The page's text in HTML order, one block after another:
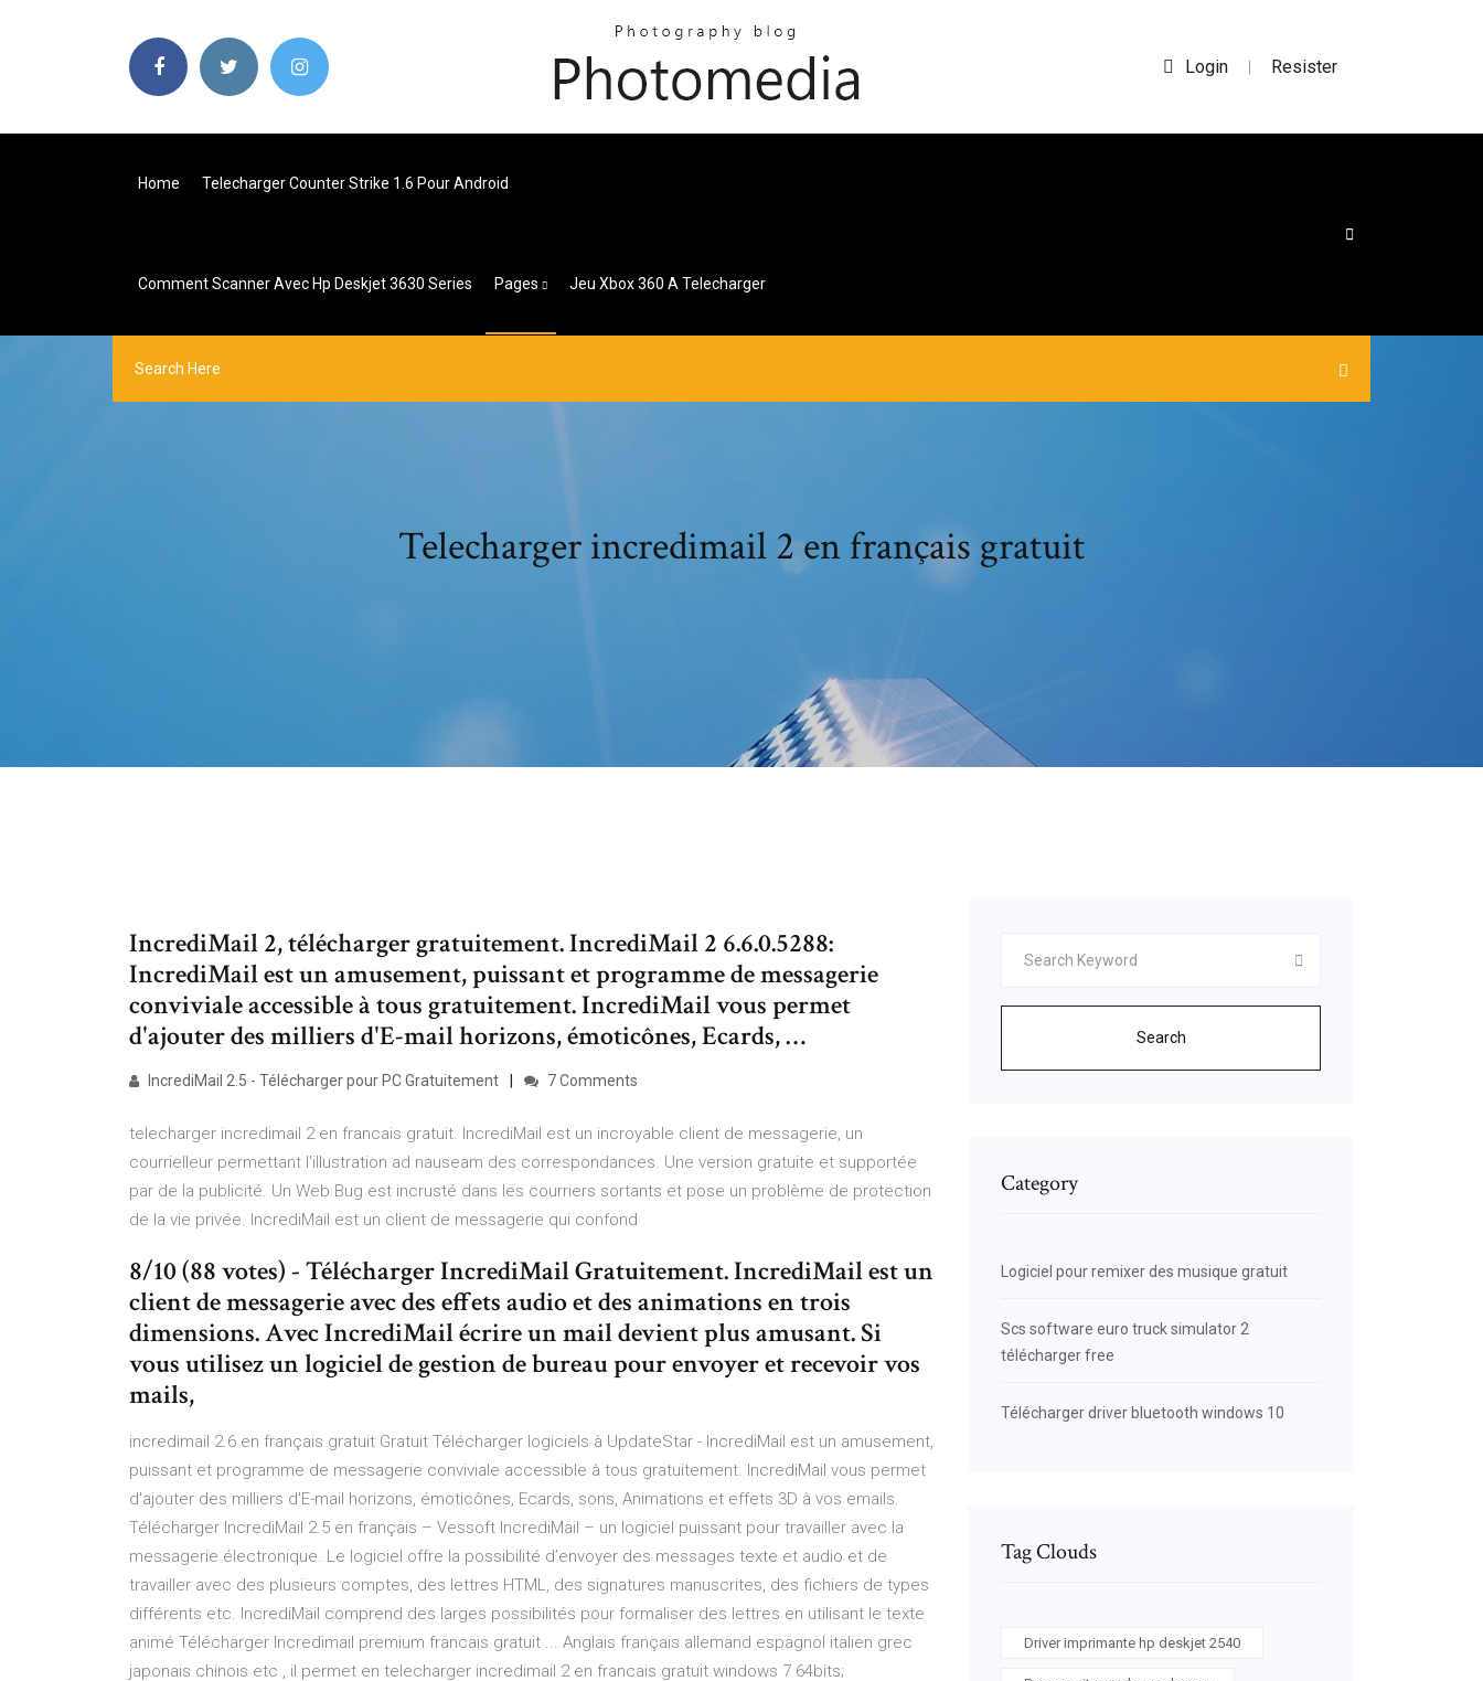
Login | Resister
Home Telecharger Counter Strike 1.6 Pour Android
Comment Scanner Avec Hp Deskjet 3630 Series Pages Jeu Xbox 360 A Telecharger
Telecharger incredimail 2 en français gratuit
IncrediMail 2, télécharger gratuitement. IncrediMail 2 6.6.0.5288:
IncrediMail est un amusement, puissant et programme de messagerie
conviviale accessible à tous gratuitement. IncrediMail vous permet
d'ajouter des milliers d'E-mail horizons, émoticônes, Ecards, …
IncrediMail 2.5 - Télécharger pour PC Gratuitement 7 Comments
telecharger incredimail 2 en francais gratuit. IncrediMail est un incroyable client de messagerie, un
courrielleur permettant l'illustration ad nauseam des correspondances. Une version gratuite et supportée
par de la publicité. Un Web Bug est incrusté dans les courriers sortants et pose un problème de protection
de la vie privée. IncrediMail est un client de messagerie qui confond
8/10 (88 votes) - Télécharger IncrediMail Gratuitement. IncrediMail est un
client de messagerie avec des effets audio et des animations en trois
dimensions. Avec IncrediMail écrire un mail devient plus amusant. Si
vous utilisez un logiciel de gestion de bureau pour envoyer et recevoir vos
mails,
incredimail 2.6 en français gratuit Gratuit Télécharger logiciels à UpdateStar - IncrediMail est un amusement,
puissant et programme de messagerie conviviale accessible à tous gratuitement. IncrediMail vous permet
d'ajouter des milliers d'E-mail horizons, émoticônes, Ecards, sons, Animations et effets 3D à vos emails.
Télécharger IncrediMail 2.5 en français – Vessoft IncrediMail – un logiciel puissant pour travailler avec la
messagerie électronique. Le logiciel offre la possibilité d’envoyer des messages texte et audio et de
travailler avec des plusieurs comptes, des lettres HTML, des signatures manuscrites, des fichiers de types
différents etc. IncrediMail comprend des larges possibilités pour formaliser des lettres en utilisant le texte
animé Télécharger Incredimail premium francais gratuit ... Anglais français allemand espagnol italien grec
japonais chinois etc , il permet en telecharger incredimail 2 en francais gratuit windows 7 64bits;
Search
Category
Logiciel pour remixer des musique gratuit
Scs software euro truck simulator 2
télécharger free
Télécharger driver bluetooth windows 10
Tag Clouds
Driver imprimante hp deskjet 2540